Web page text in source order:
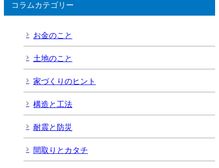
コラムカテゴリー
お金のこと
土地のこと
家づくりのヒント
構造と工法
耐震と防災
間取りとカタチ